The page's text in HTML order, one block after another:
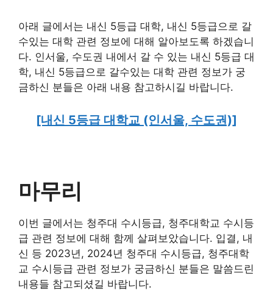
아래 글에서는 내신 5등급 대학, 내신 5등급으로 갈
수있는 대학 관련 정보에 대해 알아보도록 하겠습니
다. 인서울, 수도권 내에서 갈 수 있는 내신 5등급 대
학, 내신 5등급으로 갈수있는 대학 관련 정보가 궁
금하신 분들은 아래 내용 참고하시길 바랍니다.
[내신 5등급 대학교 (인서울, 수도권)]
마무리
이번 글에서는 청주대 수시등급, 청주대학교 수시등
급 관련 정보에 대해 함께 살펴보았습니다. 입결, 내
신 등 2023년, 2024년 청주대 수시등급, 청주대학
교 수시등급 관련 정보가 궁금하신 분들은 말씀드린
내용들 참고되셨길 바랍니다.